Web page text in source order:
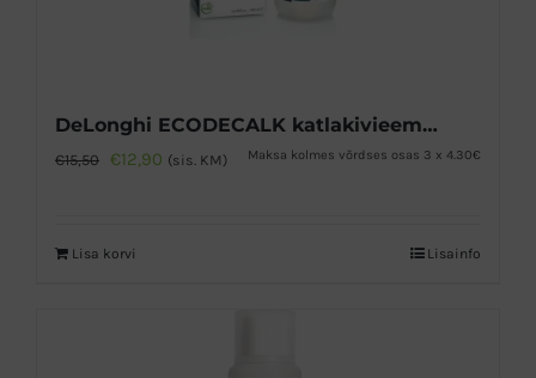
DeLonghi ECODECALK katlakivieemaldaja 500ml
€15,50 Algne
€15,50.
€12,90 Praegune
(sis. KM) Maksa kolmes võrdses osas 3 x 4.30€
Lisa korvi Lisainfo